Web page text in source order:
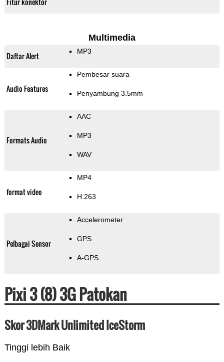
Multimedia
Daftar Alert MP3
Audio Features
Pembesar suara
Penyambung 3.5mm
Formats Audio
AAC
MP3
WAV
format video
MP4
H.263
Pelbagai Sensor
Accelerometer
GPS
A-GPS
Pixi 3 (8) 3G Patokan
Skor 3DMark Unlimited IceStorm
Tinggi lebih Baik